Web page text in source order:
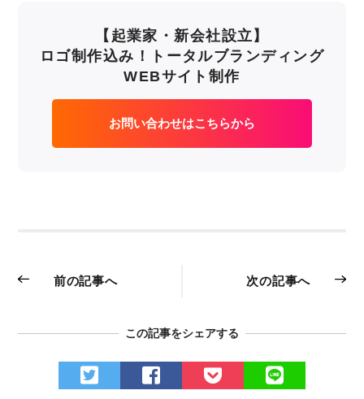
【起業家・新会社設立】
ロゴ制作込み！トータルブランディング
WEBサイト制作
お問い合わせはこちらから
前の記事へ 次の記事へ
この記事をシェアする